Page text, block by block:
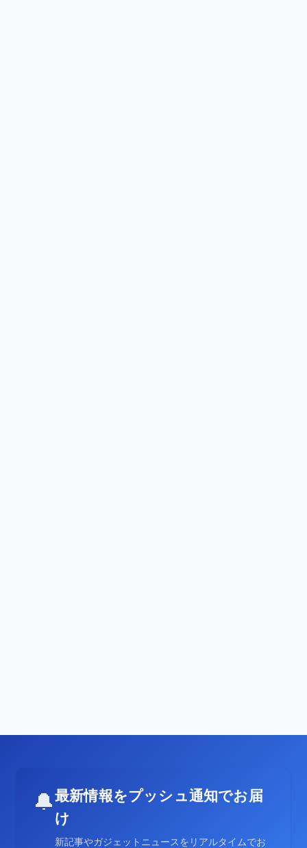
🔔最新情報をプッシュ通知でお届
け
新記事やガジェットニュースをリアルタイムでお